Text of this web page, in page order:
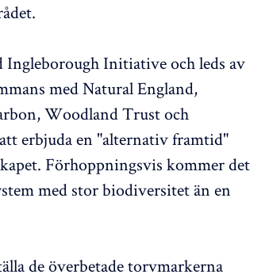
Initiative och leds av
med Natural England,
Woodland Trust och
erbjuda en "alternativ framtid"
Förhoppningsvis kommer det
med stor biodiversitet än en
de överbetade torvmarkerna